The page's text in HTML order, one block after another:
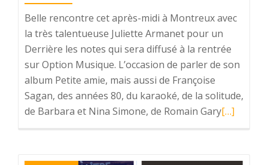
Belle rencontre cet après-midi à Montreux avec
la très talentueuse Juliette Armanet pour un
Derrière les notes qui sera diffusé à la rentrée
sur Option Musique. L’occasion de parler de son
album Petite amie, mais aussi de Françoise
Sagan, des années 80, du karaoké, de la solitude,
de Barbara et Nina Simone, de Romain GaryEn
[…]